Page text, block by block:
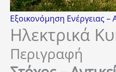
Εξοικονόμηση Ενέργειας –
Ηλεκτρικά
Περιγραφή